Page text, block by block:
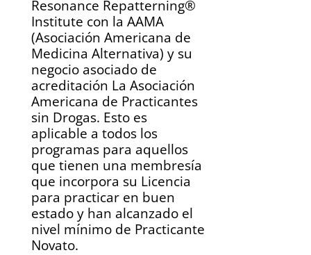
Resonance Repatterning®
Institute con la AAMA
(Asociación Americana de
Medicina Alternativa) y su
negocio asociado de
acreditación La Asociación
Americana de Practicantes
sin Drogas. Esto es
aplicable a todos los
programas para aquellos
que tienen una membresía
que incorpora su Licencia
para practicar en buen
estado y han alcanzado el
nivel mínimo de Practicante
Novato.